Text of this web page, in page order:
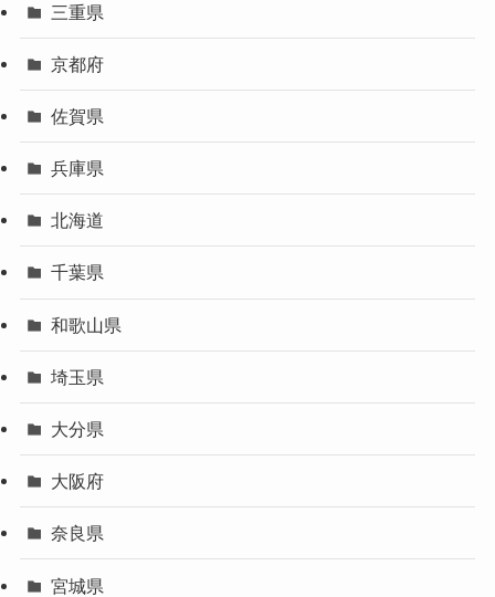
三重県
京都府
佐賀県
兵庫県
北海道
千葉県
和歌山県
埼玉県
大分県
大阪府
奈良県
宮城県